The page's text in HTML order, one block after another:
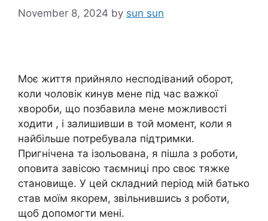
November 8, 2024 by sun sun
Моє життя прийняло несподіваний оборот,
коли чоловік кинув мене під час важкої
хвороби, що позбавила мене можливості
ходити , і залишивши в той момент, коли я
найбільше потребувала підтримки.
Пригнічена та ізольована, я пішла з роботи,
оповита завісою таємниці про своє тяжке
становище. У цей складний період мій батько
став моїм якорем, звільнившись з роботи,
щоб допомогти мені.